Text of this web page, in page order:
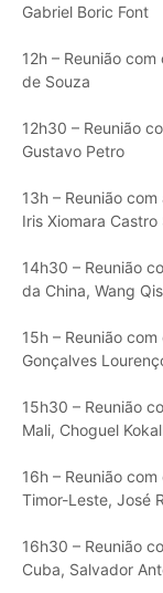
Gabriel Boric Font
12h – Reunião
de Souza
12h30 – Reunião
Gustavo Petro
13h – Reunião
Iris Xiomara Castro
14h30 – Reunião
da China, Wang
15h – Reunião
Gonçalves
15h30 – Reunião
Mali, Choguel
16h – Reunião
Timor-Leste, José
16h30 – Reunião
Cuba, Salvador